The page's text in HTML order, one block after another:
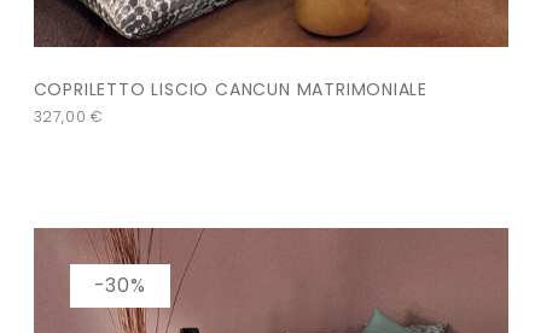
COPRILETTO LISCIO CANCUN MATRIMONIALE
327,00€
-30%